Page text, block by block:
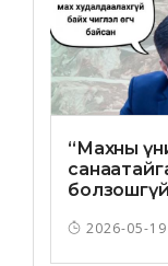
“Махны
2026-05-19